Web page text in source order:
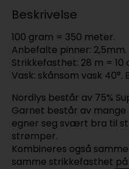
Beskrivelse
100 gram = 350 meter.
Anbefalte pinner: 2,5mm.
Strikkefasthet: 28 m = 10
Vask: skånsom vask 40°.
Nordlys består av 75%
Garnet består av
egner seg svært bra til
strømper.
Kombineres også
samme strikkefasthet